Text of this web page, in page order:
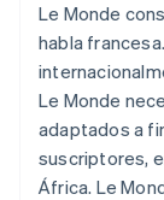
Le Monde
habla
Le Monde
adaptados a
suscriptores,
África. Le